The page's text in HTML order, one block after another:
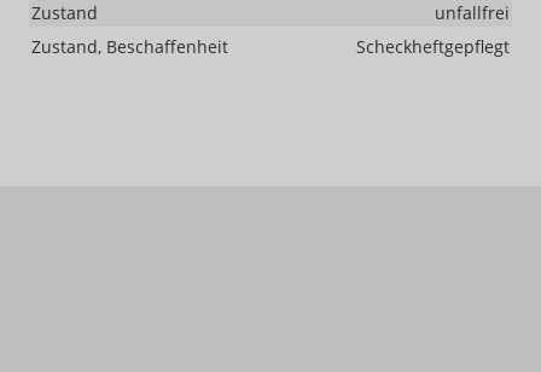
Zustand
unfallfrei
Zustand, Beschaffenheit
Scheckheftgepflegt